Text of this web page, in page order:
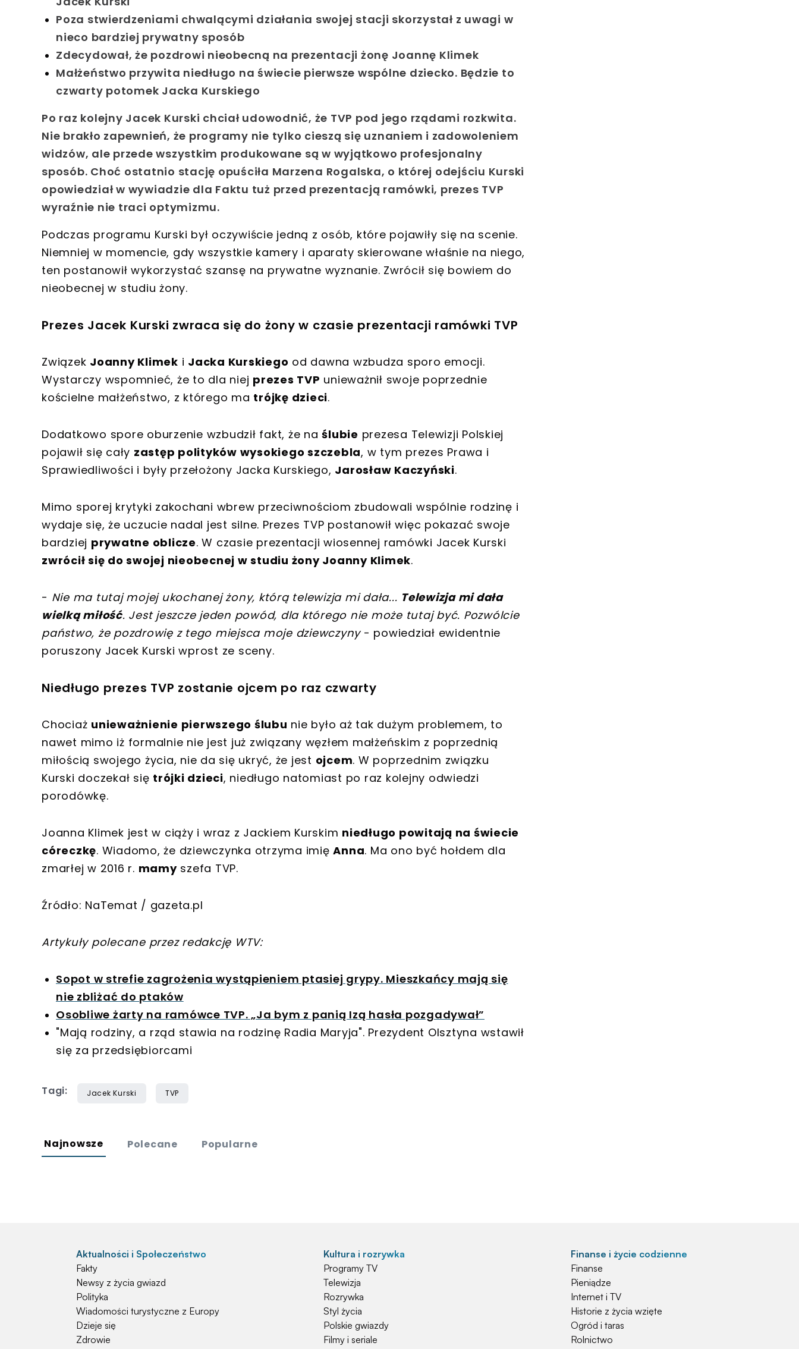
Poza stwierdzeniami chwalącymi działania swojej stacji skorzystał z uwagi w
nieco bardziej prywatny sposób
Zdecydował, że pozdrowi nieobecną na prezentacji żonę Joannę Klimek
Małżeństwo przywita niedługo na świecie pierwsze wspólne dziecko. Będzie to
czwarty potomek Jacka Kurskiego
Po raz kolejny Jacek Kurski chciał udowodnić, że TVP pod jego rządami rozkwita.
Nie brakło zapewnień, że programy nie tylko cieszą się uznaniem i zadowoleniem
widzów, ale przede wszystkim produkowane są w wyjątkowo profesjonalny
sposób. Choć ostatnio stację opuściła Marzena Rogalska, o której odejściu Kurski
opowiedział w wywiadzie dla Faktu tuż przed prezentacją ramówki, prezes TVP
wyraźnie nie traci optymizmu.
Podczas programu Kurski był oczywiście jedną z osób, które pojawiły się na scenie.
Niemniej w momencie, gdy wszystkie kamery i aparaty skierowane właśnie na niego,
ten postanowił wykorzystać szansę na prywatne wyznanie. Zwrócił się bowiem do
nieobecnej w studiu żony.
Prezes Jacek Kurski zwraca się do żony w czasie prezentacji ramówki TVP
Związek Joanny Klimek i Jacka Kurskiego od dawna wzbudza sporo emocji.
Wystarczy wspomnieć, że to dla niej prezes TVP unieważnił swoje poprzednie
kościelne małżeństwo, z którego ma trójkę dzieci.
Dodatkowo spore oburzenie wzbudził fakt, że naślubie prezesa Telewizji Polskiej
pojawił się cały zastęp polityków wysokiego szczebla, w tym prezes Prawa i
Sprawiedliwości i były przełożony Jacka Kurskiego, Jarosław Kaczyński.
Mimo sporej krytyki zakochani wbrew przeciwnościom zbudowali wspólnie rodzinę i
wydaje się, że uczucie nadal jest silne. Prezes TVP postanowił więc pokazać swoje
bardziej prywatne oblicze. W czasie prezentacji wiosennej ramówki Jacek Kurski
zwrócił się do swojej nieobecnej w studiu żony Joanny Klimek.
- Nie ma tutaj mojej ukochanej żony, którą telewizja mi dała... Telewizja mi dała
wielką miłość. Jest jeszcze jeden powód, dla którego nie może tutaj być. Pozwólcie
państwo, że pozdrowię z tego miejsca moje dziewczyny- powiedział ewidentnie
poruszony Jacek Kurski wprost ze sceny.
Niedługo prezes TVP zostanie ojcem po raz czwarty
Chociaż unieważnienie pierwszego ślubu nie było aż tak dużym problemem, to
nawet mimo iż formalnie nie jest już związany węzłem małżeńskim z poprzednią
miłością swojego życia, nie da się ukryć, że jest ojcem. W poprzednim związku
Kurski doczekał się trójki dzieci, niedługo natomiast po raz kolejny odwiedzi
porodówkę.
Joanna Klimek jest w ciąży i wraz z Jackiem Kurskim niedługo powitają na świecie
córeczkę. Wiadomo, że dziewczynka otrzyma imięAnna. Ma ono być hołdem dla
zmarłej w 2016 r. mamyszefa TVP.
Źródło: NaTemat / gazeta.pl
Artykuły polecane przez redakcję WTV:
Sopot w strefie zagrożenia wystąpieniem ptasiej grypy. Mieszkańcy mają się
nie zbliżać do ptaków
Osobliwe żarty na ramówce TVP. „Ja bym z panią Izą hasła pozgadywał”
"Mają rodziny, a rząd stawia na rodzinę Radia Maryja". Prezydent Olsztyna wstawił
się za przedsiębiorcami
Tagi: Jacek Kurski TVP
Najnowsze Polecane Popularne
Aktualności i Społeczeństwo
Fakty
Newsy z życia gwiazd
Polityka
Wiadomości turystyczne z Europy
Dzieje się
Zdrowie
Kultura i rozrywka
Programy TV
Telewizja
Rozrywka
Styl życia
Polskie gwiazdy
Filmy i seriale
Finanse i życie codzienne
Finanse
Pieniądze
Internet i TV
Historie z życia wzięte
Ogród i taras
Rolnictwo